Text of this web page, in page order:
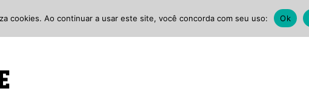
cookies. Ao continuar a usar este site, você concorda com seu uso: Ok